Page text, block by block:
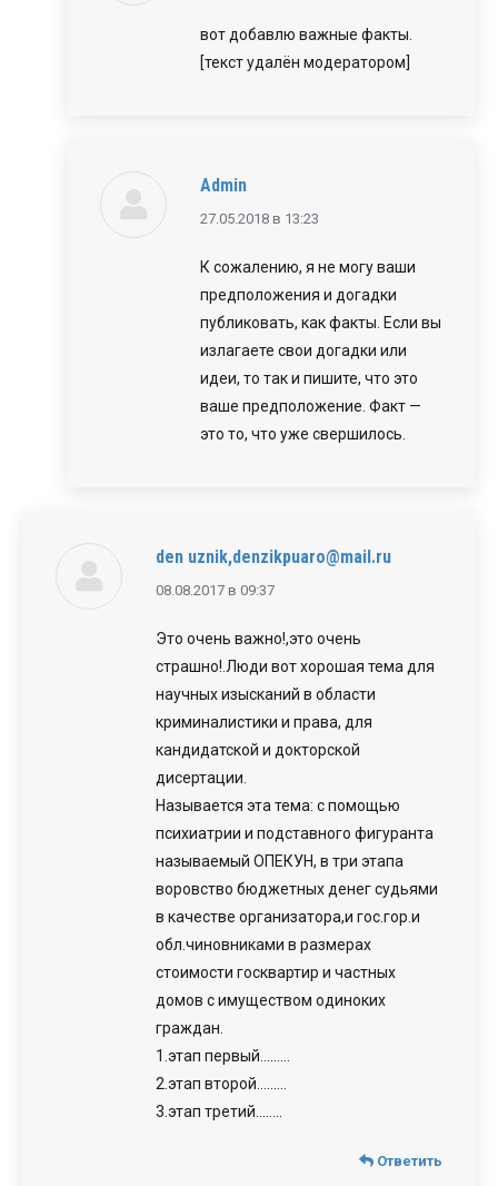
вот добавлю важные факты.
[текст удалён модератором]
Admin
говорит:
27.05.2018 в 13:23
К сожалению, я не могу ваши
предположения и догадки
публиковать, как факты. Если вы
излагаете свои догадки или
идеи, то так и пишите, что это
ваше предположение. Факт —
это то, что уже свершилось.
den uznik,denzikpuaro@mail.ru
говорит:
08.08.2017 в 09:37
Это очень важно!,это очень
страшно!.Люди вот хорошая тема для
научных изысканий в области
криминалистики и права, для
кандидатской и докторской
дисертации.
Называется эта тема: с помощью
психиатрии и подставного фигуранта
называемый ОПЕКУН, в три этапа
воровство бюджетных денег судьями
в качестве организатора,и гос.гор.и
обл.чиновниками в размерах
стоимости госквартир и частных
домов с имуществом одиноких
граждан.
1.этап первый………
2.этап второй………
3.этап третий……..
Ответить